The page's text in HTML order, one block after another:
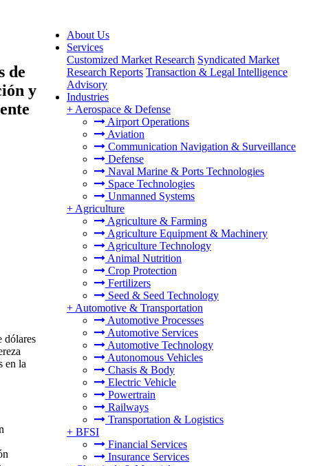
About Us
Services
Customized Market Research Syndicated Market
Research Reports Transaction & Legal Intelligence
Advisory
Industries
+ Aerospace & Defense
Airport Operations
Aviation
Communication Navigation & Surveillance
Defense
Naval Marine & Ports Technologies
Space Technologies
Unmanned Systems
+ Agriculture
Agriculture & Farming
Agriculture Equipment & Machinery
Agriculture Technology
Animal Nutrition
Crop Protection
Fertilizers
Seed & Seed Technology
+ Automotive & Transportation
Automotive Processes
Automotive Services
Automotive Technology
Autonomous Vehicles
Chasis & Body
Electric Vehicle
Powertrain
Railways
Transportation & Logistics
+ BFSI
Financial Services
Insurance Services
de
y
dólares
en la